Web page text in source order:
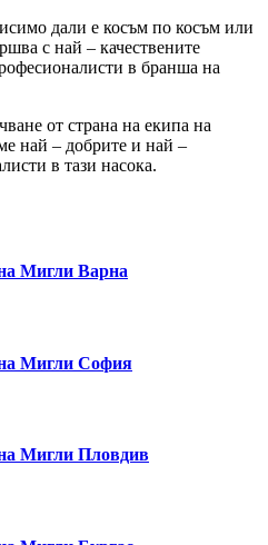
дали е косъм по косъм или
с най – качествените
в бранша на
от страна на екипа на
най – добрите и най –
в тази насока.
Мигли Варна
Мигли София
Мигли Пловдив